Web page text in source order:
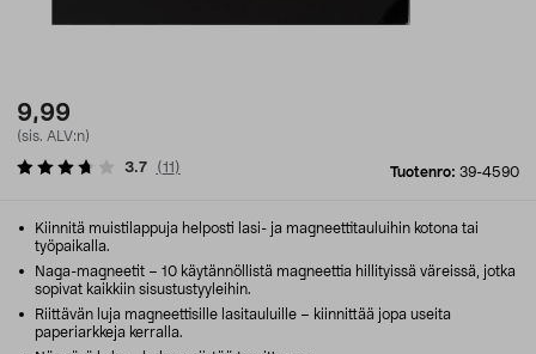
9,99
(sis. ALV:n)
Tuotenro: 39-4590
3.7 (11 )
Kiinnitä muistilappuja helposti lasi- ja magneettitauluihin kotona tai
työpaikalla.
Naga-magneetit – 10 käytännöllistä magneettia hillityissä väreissä, jotka
sopivat kaikkiin sisustustyyleihin.
Riittävän luja magneettisille lasitauluille – kiinnittää jopa useita
paperiarkkeja kerralla.